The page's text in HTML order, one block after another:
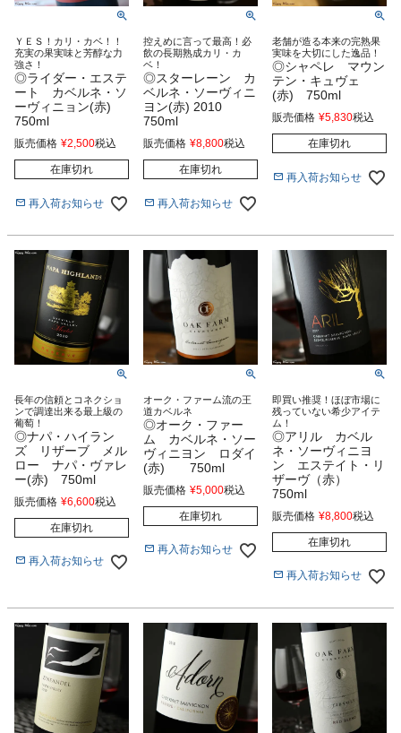
ＹＥＳ！カリ・カベ！！
充実の果実味と芳醇な力
強さ！
◎ライダー・エステ
ート カベルネ・ソ
ーヴィニョン(赤)
750ml
販売価格 ¥2,500税込
在庫切れ
再入荷お知らせ
控えめに言って最高！必
飲の長期熟成カリ・カ
ベ！
◎スターレーン カ
ベルネ・ソーヴィニ
ヨン(赤) 2010
750ml
販売価格 ¥8,800税込
在庫切れ
再入荷お知らせ
老舗が造る本来の完熟果
実味を大切にした逸品！
◎シャペレ マウン
テン・キュヴェ
(赤) 750ml
販売価格 ¥5,830税込
在庫切れ
再入荷お知らせ
長年の信頼とコネクショ
ンで調達出来る最上級の
葡萄！
◎ナパ・ハイラン
ズ リザーブ メル
ロー ナパ・ヴァレ
ー(赤) 750ml
販売価格 ¥6,600税込
在庫切れ
再入荷お知らせ
オーク・ファーム流の王
道カベルネ
◎オーク・ファー
ム カベルネ・ソー
ヴィニヨン ロダイ
(赤) 750ml
販売価格 ¥5,000税込
在庫切れ
再入荷お知らせ
即買い推奨！ほぼ市場に
残っていない希少アイテ
ム！
◎アリル カベル
ネ・ソーヴィニヨ
ン エステイト・リ
ザーヴ（赤）
750ml
販売価格 ¥8,800税込
在庫切れ
再入荷お知らせ